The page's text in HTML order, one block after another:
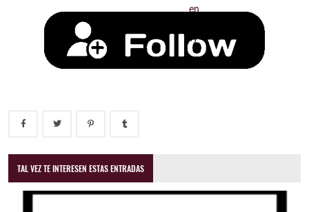
TAL VEZ TE INTERESEN ESTAS ENTRADAS